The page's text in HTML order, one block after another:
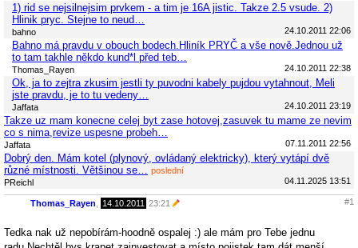
1) rid se nejsilnejsim prvkem - a tim je 16A jistic. Takze 2.5 vsude. 2)
Hlinik pryc. Stejne to neud…
bahno 24.10.2011 22:06
Bahno má pravdu v obouch bodech.Hliník PRYČ a vše nově.Jednou už
to tam takhle někdo kund*l před teb…
Thomas_Rayen 24.10.2011 22:38
Ok, ja to zejtra zkusim jestli ty puvodni kabely pujdou vytahnout, Meli
jste pravdu, je to tu vedeny…
Jaffata 24.10.2011 23:19
Takze uz mam konecne celej byt zase hotovej,zasuvek tu mame ze nevim
co s nima,revize uspesne probeh…
Jaffata 07.11.2011 22:56
Dobrý den. Mám kotel (plynový, ovládaný elektricky), který vytápí dvě
různé místnosti. Většinou se… poslední
PReichl
04.11.2025 13:51
Thomas_Rayen 14.10.2011 23:21 #1
Tedka nak už nepobírám-hoodně ospalej :) ale mám pro Tebe jednu